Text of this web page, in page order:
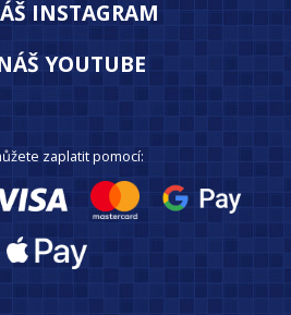
INSTAGRAM
YOUTUBE
zaplatit pomocí: